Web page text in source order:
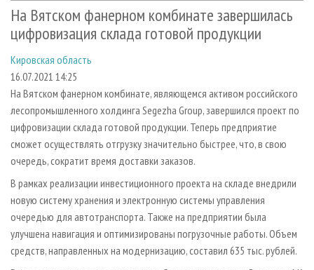
ЛЕСОПИЛЕНИЕ
СУШКА ДРЕВЕСИНЫ
ПРОИЗВОДСТВО ДРЕВЕСНЫХ ПЛИТ
ДЕРЕВЯННОЕ ДОМОСТРОЕНИЕ
ПРОИЗВОДСТВО МЕБЕЛИ
БИОЭНЕРГЕТИКА
ЦБП
ИНСТРУМЕНТ И МАТЕРИАЛЫ
НОВОСТИ ЛПК
НОВОСТИ ЖУРНАЛА
АНАЛИТИКА
ПРЕДПРИЯТИЯ ЛПК
ПЕРСОНЫ
МОБИЛЬНЫЕ ВЫСТАВКИ
ОФИЦИАЛЬНЫЕ ДЕЛЕГАЦИИ
ПРИОРИТЕТНЫЕ ИНВЕСТПРОЕКТЫ
RUSSIAN FORESTRY REVIEW
ГАЗЕТА ЛЕСПРОМФОРУМ
БИБЛИОТЕКА СПЕЦИАЛИСТА
АРХИВ
АРХИВ ЖУРНАЛОВ
СТАТЬИ
О ЖУРНАЛЕ
ПОДПИСКА
КОНТАКТЫ
РЕКЛАМОДАТЕЛЯМ
РЕКЛАМА
РЕКЛАМА НА САЙТЕ
На Вятском фанерном комбинате завершилась
цифровизация склада готовой продукции
Кировская область
16.07.2021 14:25
На Вятском фанерном комбинате, являющемся активом российского
лесопромышленного холдинга Segezha Group, завершился проект по
цифровизации склада готовой продукции. Теперь предприятие
сможет осуществлять отгрузку значительно быстрее, что, в свою
очередь, сократит время доставки заказов.
В рамках реализации инвестиционного проекта на складе внедрили
новую систему хранения и электронную системы управления
очередью для автотранспорта. Также на предприятии была
улучшена навигация и оптимизированы погрузочные работы. Объем
средств, направленных на модернизацию, составил 635 тыс. рублей.